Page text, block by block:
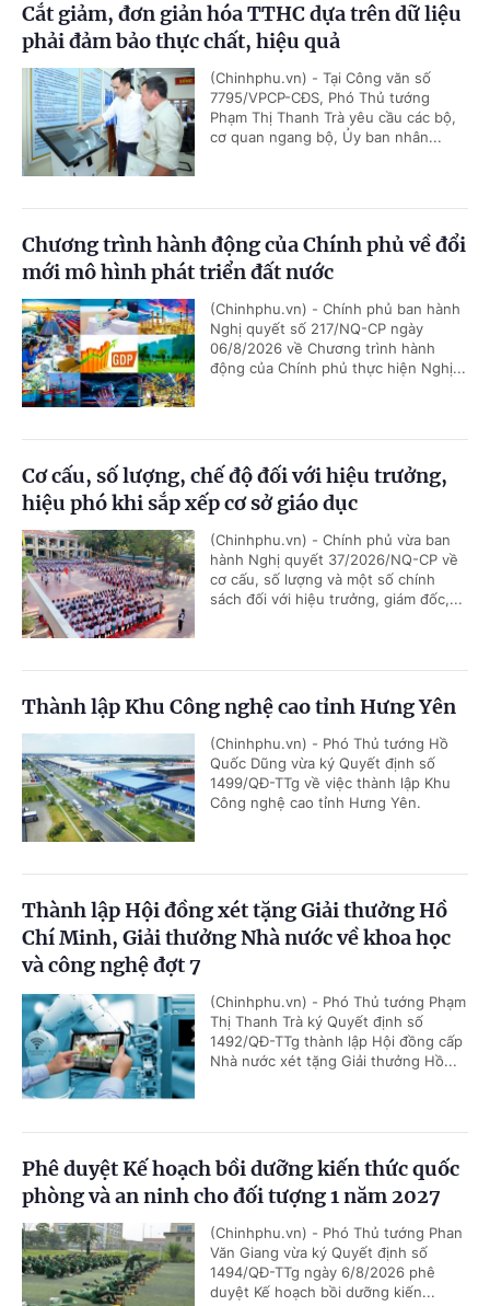
Cắt giảm, đơn giản hóa TTHC dựa trên dữ liệu
phải đảm bảo thực chất, hiệu quả
(Chinhphu.vn) - Tại Công văn số
7795/VPCP-CĐS, Phó Thủ tướng
Phạm Thị Thanh Trà yêu cầu các bộ,
cơ quan ngang bộ, Ủy ban nhân...
Chương trình hành động của Chính phủ về đổi
mới mô hình phát triển đất nước
(Chinhphu.vn) - Chính phủ ban hành
Nghị quyết số 217/NQ-CP ngày
06/8/2026 về Chương trình hành
động của Chính phủ thực hiện Nghị...
Cơ cấu, số lượng, chế độ đối với hiệu trưởng,
hiệu phó khi sắp xếp cơ sở giáo dục
(Chinhphu.vn) - Chính phủ vừa ban
hành Nghị quyết 37/2026/NQ-CP về
cơ cấu, số lượng và một số chính
sách đối với hiệu trưởng, giám đốc,...
Thành lập Khu Công nghệ cao tỉnh Hưng Yên
(Chinhphu.vn) - Phó Thủ tướng Hồ
Quốc Dũng vừa ký Quyết định số
1499/QĐ-TTg về việc thành lập Khu
Công nghệ cao tỉnh Hưng Yên.
Thành lập Hội đồng xét tặng Giải thưởng Hồ
Chí Minh, Giải thưởng Nhà nước về khoa học
và công nghệ đợt 7
(Chinhphu.vn) - Phó Thủ tướng Phạm
Thị Thanh Trà ký Quyết định số
1492/QĐ-TTg thành lập Hội đồng cấp
Nhà nước xét tặng Giải thưởng Hồ...
Phê duyệt Kế hoạch bồi dưỡng kiến thức quốc
phòng và an ninh cho đối tượng 1 năm 2027
(Chinhphu.vn) - Phó Thủ tướng Phan
Văn Giang vừa ký Quyết định số
1494/QĐ-TTg ngày 6/8/2026 phê
duyệt Kế hoạch bồi dưỡng kiến...